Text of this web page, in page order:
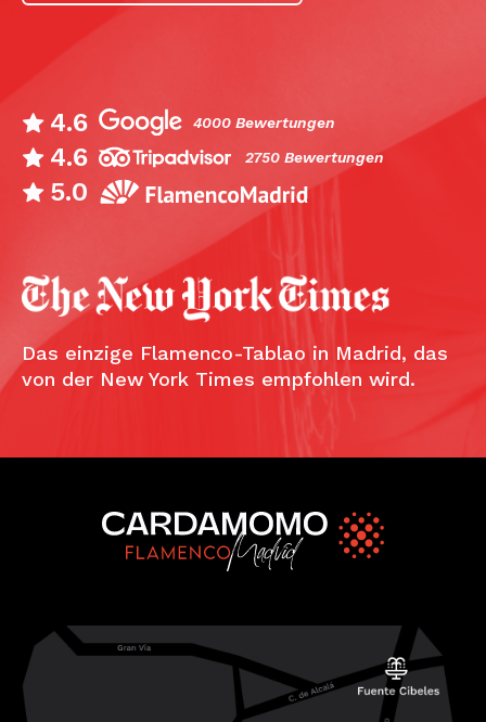
4.6 4000 Bewertungen
4.6 2750 Bewertungen
5.0
Das einzige Flamenco-Tablao in Madrid, das
von der New York Times empfohlen wird.